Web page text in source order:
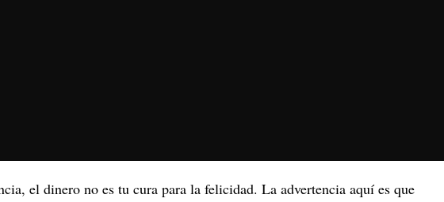
el dinero no es tu cura para la felicidad. La advertencia aquí es que